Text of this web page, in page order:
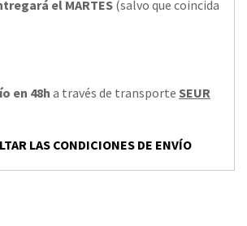
el MARTES (salvo que coincida
en 48h a través de transporte SEUR
LAS CONDICIONES DE ENVÍO